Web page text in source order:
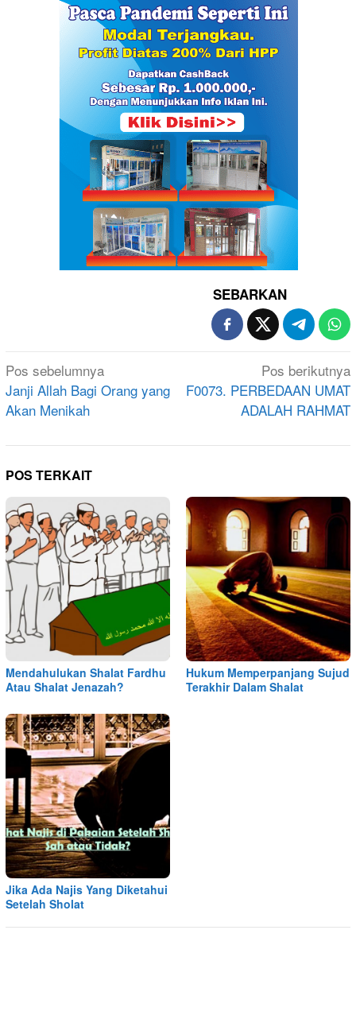
SEBARKAN
Navigasi
pos
Pos sebelumnya
Janji Allah Bagi Orang yang
Akan Menikah
Pos berikutnya
F0073. PERBEDAAN UMAT
ADALAH RAHMAT
POS TERKAIT
Mendahulukan Shalat Fardhu
Atau Shalat Jenazah?
Hukum Memperpanjang Sujud
Terakhir Dalam Shalat
Jika Ada Najis Yang Diketahui
Setelah Sholat